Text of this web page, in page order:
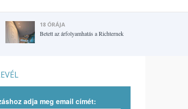
18 ÓRÁJA
Betett az árfolyamhatás a Richternek
adja meg email címét: